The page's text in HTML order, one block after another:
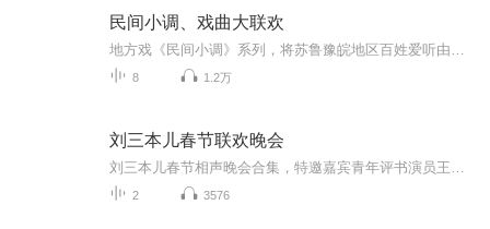
民间小调、戏曲大联欢
8 1.2万
刘三本儿春节联欢晚会
2 3576